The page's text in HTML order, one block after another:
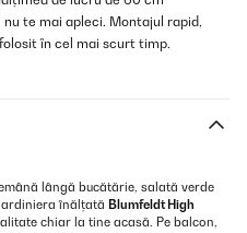
te mai apleci. Montajul rapid,
în cel mai scurt timp.
lângă bucătărie, salată verde
înălțată Blumfeldt High
chiar la tine acasă. Pe balcon,